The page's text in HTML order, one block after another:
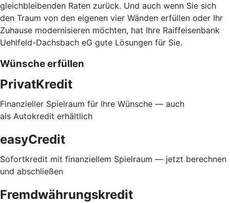
gleichbleibenden Raten zurück. Und auch wenn Sie sich
den Traum von den eigenen vier Wänden erfüllen oder Ihr
Zuhause modernisieren möchten, hat Ihre Raiffeisenbank
Uehlfeld-Dachsbach eG gute Lösungen für Sie.
Wünsche erfüllen
PrivatKredit
Finanzieller Spielraum für Ihre Wünsche — auch
als Autokredit erhältlich
easyCredit
Sofortkredit mit finanziellem Spielraum — jetzt berechnen
und abschließen
Fremdwährungskredit